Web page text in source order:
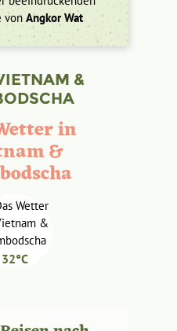
&
in
&
32°C
von Angkor Wat